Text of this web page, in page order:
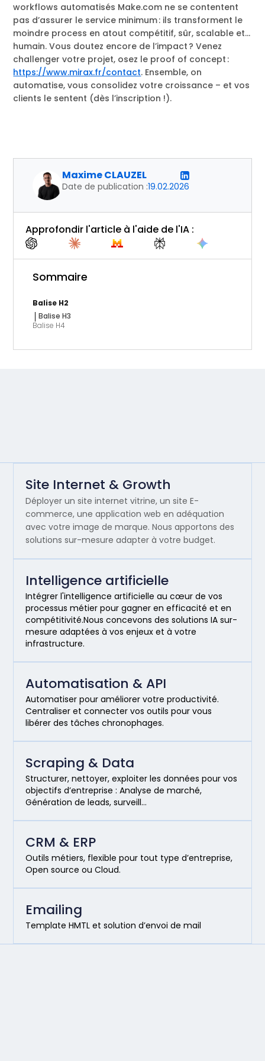
Maxime CLAUZEL
Date de publication :19.02.2026
Approfondir l'article à l'aide de l'IA :
Sommaire
Balise H2
Balise H3
Balise H4
workflows automatisés Make.com ne se contentent
pas d’assurer le service minimum : ils transforment le
moindre process en atout compétitif, sûr, scalable et…
humain. Vous doutez encore de l’impact ? Venez
challenger votre projet, osez le proof of concept :
https://www.mirax.fr/contact. Ensemble, on
automatise, vous consolidez votre croissance – et vos
clients le sentent (dès l’inscription !).
Site Internet & Growth
Déployer un site internet vitrine, un site E-
commerce, une application web en adéquation
avec votre image de marque. Nous apportons des
solutions sur-mesure adapter à votre budget.
Emailing
Template HMTL et solution d’envoi de mail
Automatisation & API
Automatiser pour améliorer votre productivité.
Centraliser et connecter vos outils pour vous
libérer des tâches chronophages.
Scraping & Data
Structurer, nettoyer, exploiter les données pour vos
objectifs d’entreprise : Analyse de marché,
Génération de leads, surveill…
CRM & ERP
Outils métiers, flexible pour tout type d’entreprise,
Open source ou Cloud.
Intelligence artificielle
Intégrer l'intelligence artificielle au cœur de vos
processus métier pour gagner en efficacité et en
compétitivité.Nous concevons des solutions IA sur-
mesure adaptées à vos enjeux et à votre
infrastructure.